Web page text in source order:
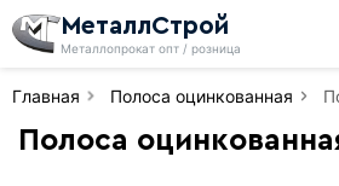
МеталлСтрой
Металлопрокат опт / розница
Главная Полоса оцинкованная
Полоса